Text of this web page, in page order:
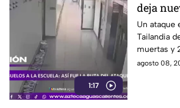
1:17
deja
tras
escuela
Un ataque
Tailandia
muertas y
presunto
agosto 08,